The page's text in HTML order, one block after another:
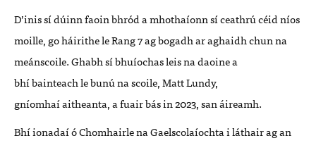
D’inis sí dúinn faoin bhród a mhothaíonn sí ceathrú céid níos
moille, go háirithe le Rang 7 ag bogadh ar aghaidh chun na
meánscoile. Ghabh síbhuíochasleis na daoine a
bhíbainteach le bunúna scoile, Matt Lundy,
gníomhaíaitheanta, a fuair bás in 2023, sanáireamh.
Bhíionadaí óChomhairle na Gaelscolaíochta i láthair ag an